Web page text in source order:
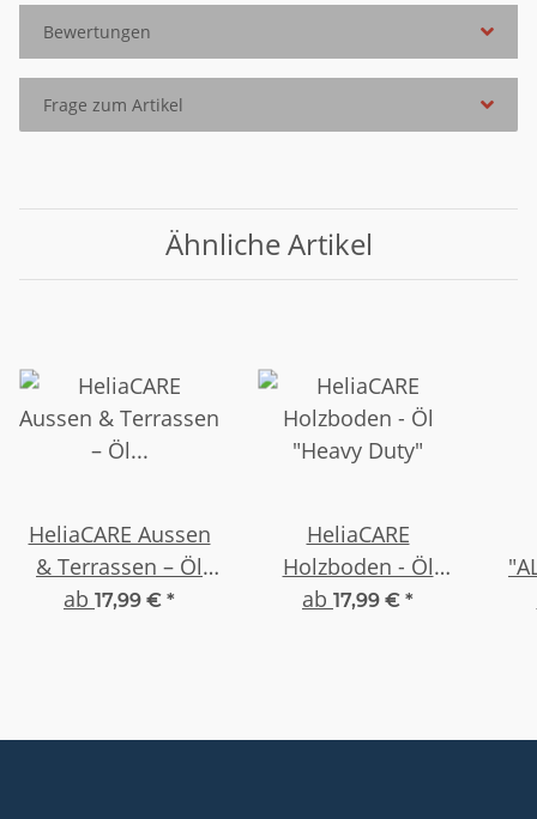
Bewertungen
Frage zum Artikel
Ähnliche Artikel
HeliaCARE Aussen
& Terrassen – Öl
"OUTDOOR"
ab 17,99 € *
HeliaCARE
Holzboden - Öl
"Heavy Duty"
ab 17,99 € *